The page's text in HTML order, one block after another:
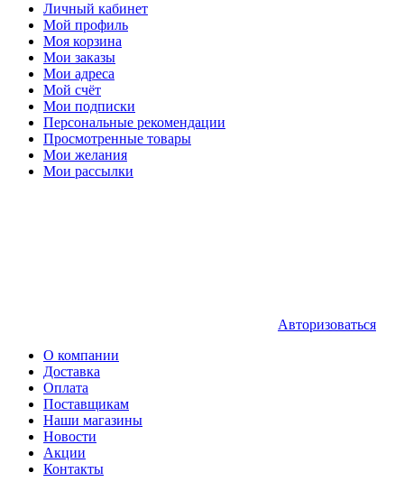
Личный кабинет
Мой профиль
Моя корзина
Мои заказы
Мои адреса
Мой счёт
Мои подписки
Персональные рекомендации
Просмотренные товары
Мои желания
Мои рассылки
Авторизоваться
О компании
Доставка
Оплата
Поставщикам
Наши магазины
Новости
Акции
Контакты